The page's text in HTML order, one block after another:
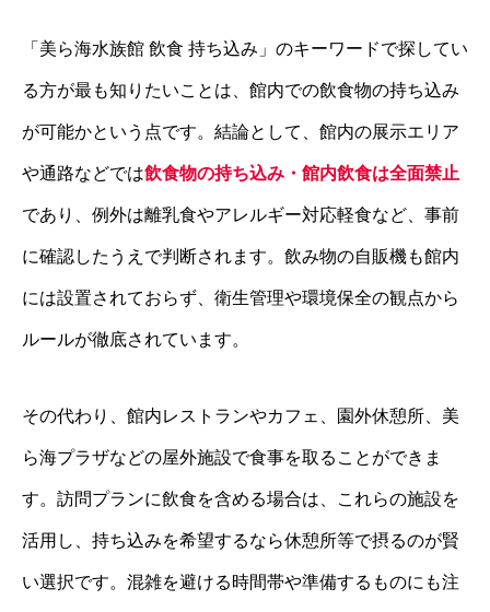
「美ら海水族館 飲食 持ち込み」のキーワードで探してい
る方が最も知りたいことは、館内での飲食物の持ち込み
が可能かという点です。結論として、館内の展示エリア
や通路などでは飲食物の持ち込み・館内飲食は全面禁止
であり、例外は離乳食やアレルギー対応軽食など、事前
に確認したうえで判断されます。飲み物の自販機も館内
には設置されておらず、衛生管理や環境保全の観点から
ルールが徹底されています。
その代わり、館内レストランやカフェ、園外休憩所、美
ら海プラザなどの屋外施設で食事を取ることができま
す。訪問プランに飲食を含める場合は、これらの施設を
活用し、持ち込みを希望するなら休憩所等で摂るのが賢
い選択です。混雑を避ける時間帯や準備するものにも注